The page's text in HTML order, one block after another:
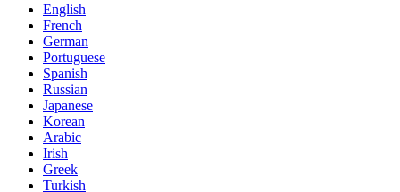
English
French
German
Portuguese
Spanish
Russian
Japanese
Korean
Arabic
Irish
Greek
Turkish